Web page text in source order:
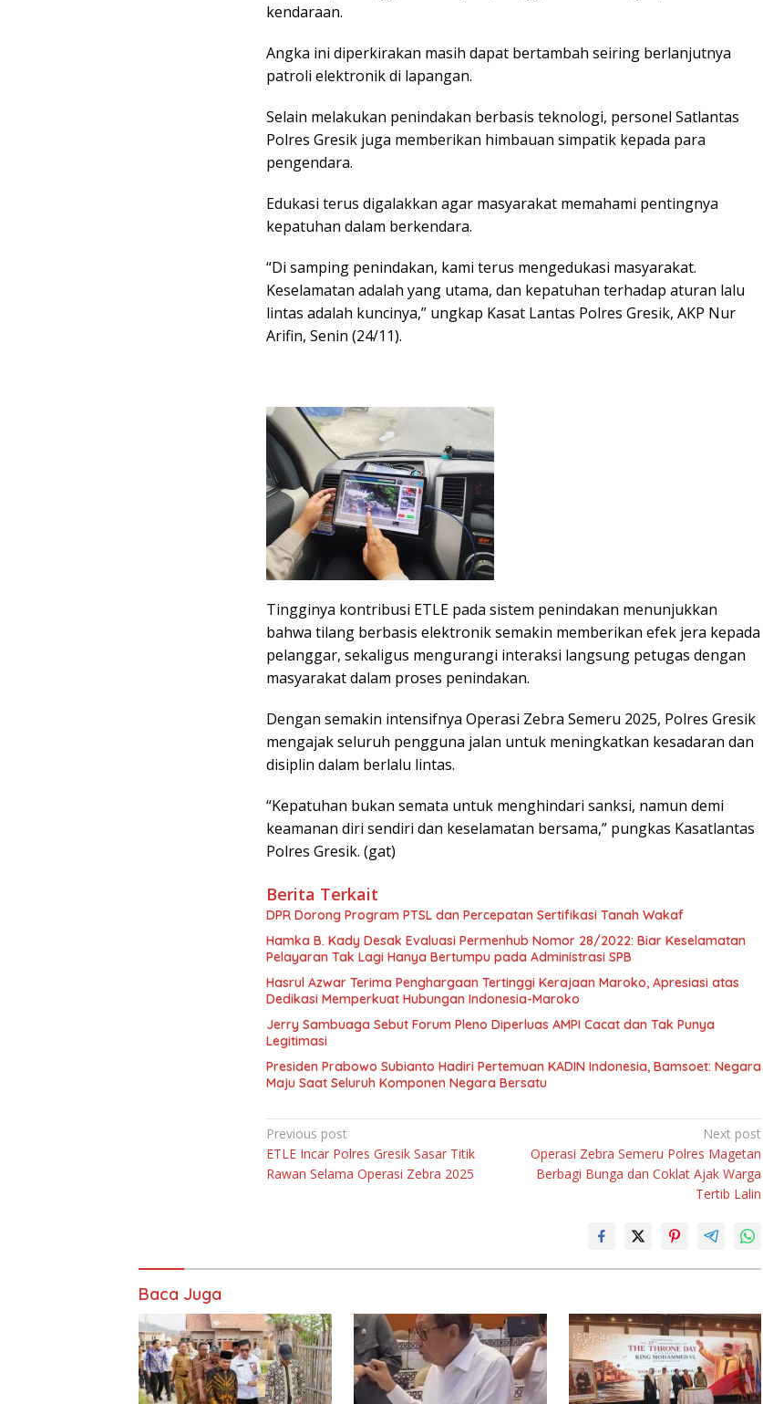
kendaraan.
Angka ini diperkirakan masih dapat bertambah seiring berlanjutnya
patroli elektronik di lapangan.
Selain melakukan penindakan berbasis teknologi, personel Satlantas
Polres Gresik juga memberikan himbauan simpatik kepada para
pengendara.
Edukasi terus digalakkan agar masyarakat memahami pentingnya
kepatuhan dalam berkendara.
“Di samping penindakan, kami terus mengedukasi masyarakat.
Keselamatan adalah yang utama, dan kepatuhan terhadap aturan lalu
lintas adalah kuncinya,” ungkap Kasat Lantas Polres Gresik, AKP Nur
Arifin, Senin (24/11).
Tingginya kontribusi ETLE pada sistem penindakan menunjukkan
bahwa tilang berbasis elektronik semakin memberikan efek jera kepada
pelanggar, sekaligus mengurangi interaksi langsung petugas dengan
masyarakat dalam proses penindakan.
Dengan semakin intensifnya Operasi Zebra Semeru 2025, Polres Gresik
mengajak seluruh pengguna jalan untuk meningkatkan kesadaran dan
disiplin dalam berlalu lintas.
“Kepatuhan bukan semata untuk menghindari sanksi, namun demi
keamanan diri sendiri dan keselamatan bersama,” pungkas Kasatlantas
Polres Gresik. (gat)
Berita Terkait
DPR Dorong Program PTSL dan Percepatan Sertifikasi Tanah Wakaf
Hamka B. Kady Desak Evaluasi Permenhub Nomor 28/2022: Biar Keselamatan
Pelayaran Tak Lagi Hanya Bertumpu pada Administrasi SPB
Hasrul Azwar Terima Penghargaan Tertinggi Kerajaan Maroko, Apresiasi atas
Dedikasi Memperkuat Hubungan Indonesia-Maroko
Jerry Sambuaga Sebut Forum Pleno Diperluas AMPI Cacat dan Tak Punya
Legitimasi
Presiden Prabowo Subianto Hadiri Pertemuan KADIN Indonesia, Bamsoet: Negara
Maju Saat Seluruh Komponen Negara Bersatu
Navigasi
pos
Previous post
ETLE Incar Polres Gresik Sasar Titik
Rawan Selama Operasi Zebra 2025
Next post
Operasi Zebra Semeru Polres Magetan
Berbagi Bunga dan Coklat Ajak Warga
Tertib Lalin
Baca Juga